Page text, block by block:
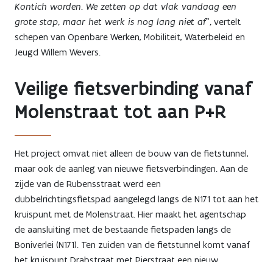
Kontich worden. We zetten op dat vlak vandaag een
grote stap, maar het werk is nog lang niet af", vertelt
schepen van Openbare Werken, Mobiliteit, Waterbeleid en
Jeugd Willem Wevers.
Veilige fietsverbinding vanaf
Molenstraat tot aan P+R
Het project omvat niet alleen de bouw van de fietstunnel,
maar ook de aanleg van nieuwe fietsverbindingen. Aan de
zijde van de Rubensstraat werd een
dubbelrichtingsfietspad aangelegd langs de N171 tot aan het
kruispunt met de Molenstraat. Hier maakt het agentschap
de aansluiting met de bestaande fietspaden langs de
Boniverlei (N171). Ten zuiden van de fietstunnel komt vanaf